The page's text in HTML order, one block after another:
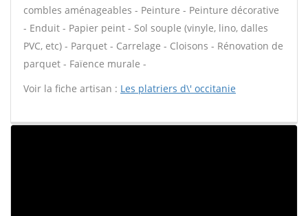
combles aménageables - Peinture - Peinture décorative
- Enduit - Papier peint - Sol souple (vinyle, lino, dalles
PVC, etc) - Parquet - Carrelage - Cloisons - Rénovation de
parquet - Faïence murale -
Voir la fiche artisan : Les platriers d\' occitanie